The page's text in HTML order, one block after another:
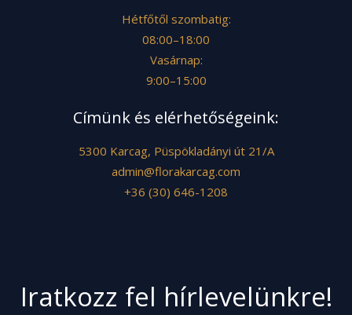
Hétfőtől szombatig:
08:00–18:00
Vasárnap:
9:00–15:00
Címünk és elérhetőségeink:
5300 Karcag, Püspökladányi út 21/A
admin@florakarcag.com
+36 (30) 646-1208
Iratkozz fel hírlevelünkre!